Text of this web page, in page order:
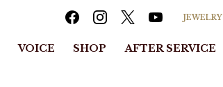
JEWELRY
VOICE SHOP AFTER SERVICE